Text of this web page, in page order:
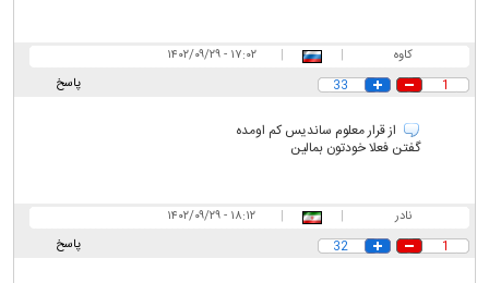
کاوه |
|
۱۷:۰۲ - ۱۴۰۲/۰۹/۲۹
پاسخ
1
33
از قرار معلوم ساندیس کم اومده
گفتن فعلا خودتون بمالین
نادر |
|
۱۸:۱۲ - ۱۴۰۲/۰۹/۲۹
پاسخ
1
32